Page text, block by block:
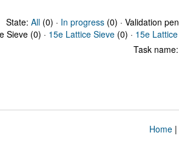
State: All(0) · In progress(0) · Validation
Sieve (0) · 15e Lattice Sieve (0) · 15e
Task name:
Home|